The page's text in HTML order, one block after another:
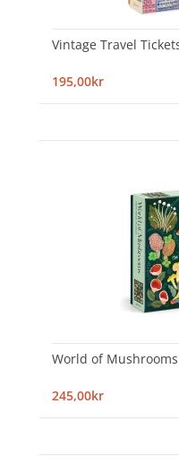
Vintage Travel
195,00kr
World of
245,00kr